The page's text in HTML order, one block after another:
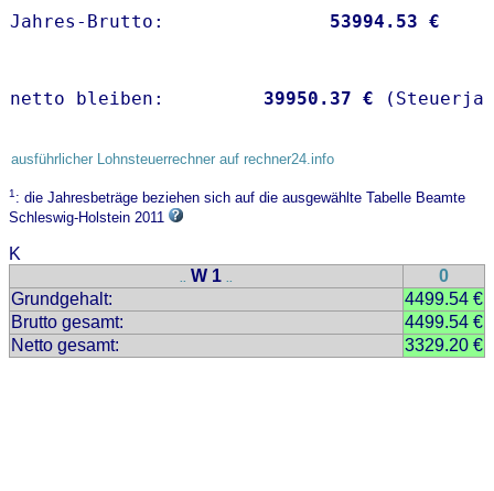
Jahres-Brutto: 53994.53 €
netto bleiben: 39950.37 €
ausführlicher Lohnsteuerrechner auf rechner24.info
1: die Jahresbeträge beziehen sich auf die ausgewählte Tabelle Beamte
Schleswig-Holstein 2011
K
.. W 1 ..
0
Grundgehalt:
4499.54 €
Brutto gesamt:
4499.54 €
Netto gesamt:
3329.20 €